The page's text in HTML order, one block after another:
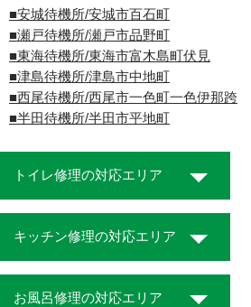
■安城待機所/安城市百石町
■瀬戸待機所/瀬戸市品野町
■東海待機所/東海市富木島町伏見
■津島待機所/津島市中地町
■西尾待機所/西尾市一色町一色伊那跨
■半田待機所/半田市平地町
トイレ修理の対応エリア
キッチン修理の対応エリア
お風呂修理の対応エリア